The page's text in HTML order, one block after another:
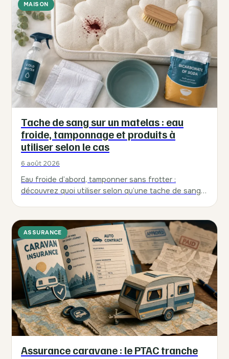
MAISON
Tache de sang sur un matelas : eau
froide, tamponnage et produits à
utiliser selon le cas
6 août 2026
Eau froide d’abord, tamponner sans frotter :
découvrez quoi utiliser selon qu’une tache de sang
ASSURANCE
Assurance caravane : le PTAC tranche